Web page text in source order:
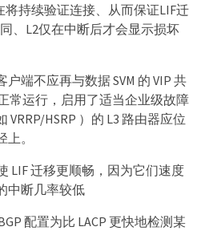
将持续验证连接、从而保证LIF迁
、L2仅在中断后才会显示损坏
端不应再与数据 SVM 的 VIP 共
常运行，启用了适当企业级故障
HSRP ）的 L3 路由器应位
。
LIF 迁移更顺畅，因为它们速度
中断几率较低
配置为比 LACP 更快地检测某